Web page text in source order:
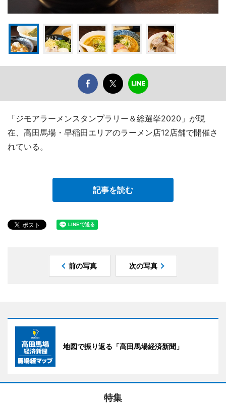
「ジモアラーメンスタンプラリー＆総選挙2020」が現
在、高田馬場・早稲田エリアのラーメン店12店舗で開催さ
れている。
記事を読む
前の写真 次の写真
地図で振り返る「高田馬場経済新聞」
特集